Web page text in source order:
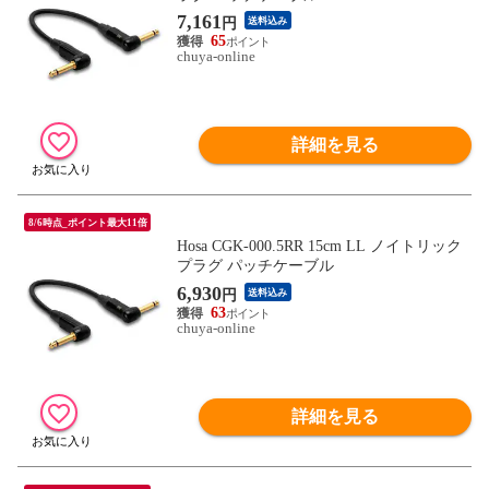
7,161 円 送料込み
65
chuya-online
詳細を見る
8/6時点_ポイント最大11倍
Hosa CGK-000.5RR 15cm LL ノイトリック
プラグ パッチケーブル
6,930円 送料込み
63
chuya-online
詳細を見る